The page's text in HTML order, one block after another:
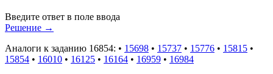
Введите ответ в поле ввода
Решение →
Аналоги к заданию 16854: • 15698 • 15737 • 15776 • 15815 •
15854 • 16010 • 16125 • 16164 • 16959 • 16984